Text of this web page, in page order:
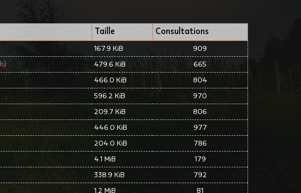
Taille Consultations
167.9 KiB 909
479.6 KiB 665
466.0 KiB 804
596.2 KiB 970
209.7 KiB 806
446.0 KiB 977
204.0 KiB 786
4.1 MiB 179
338.9 KiB 792
1.2 MiB 81